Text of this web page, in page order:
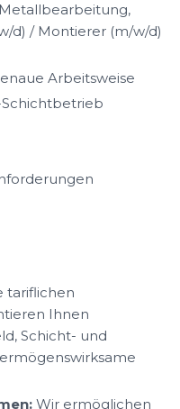
d) / Montierer (m/w/d)
Arbeitsweise
tariflichen
Ihnen
Schicht- und
Wir ermöglichen